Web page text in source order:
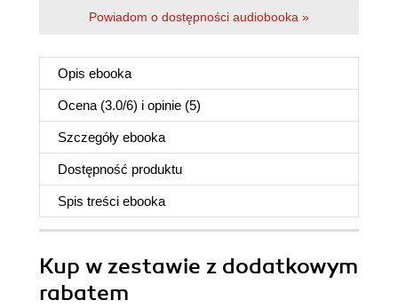
Powiadom o dostępności audiobooka »
Opis ebooka
Ocena (3.0/6) i opinie (5)
Szczegóły ebooka
Dostępność produktu
Spis treści ebooka
Kup w zestawie z dodatkowym
rabatem